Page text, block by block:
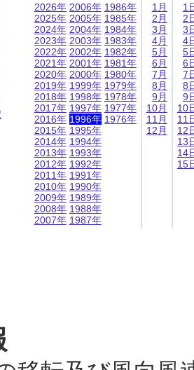
2026年
2025年
2024年
2023年
2022年
2021年
2020年
2019年
2018年
2017年
2016年
2015年
2014年
2013年
2012年
2011年
2010年
2009年
2008年
2007年
2006年
2005年
2004年
2003年
2002年
2001年
2000年
1999年
1998年
1997年
1996年
1995年
1994年
1993年
1992年
1991年
1990年
1989年
1988年
1987年
1986年
1985年
1984年
1983年
1982年
1981年
1980年
1979年
1978年
1977年
1976年
1月
2月
3月
4月
5月
6月
7月
8月
9月
10月
11月
12月
1
2
3
4
5
6
7
8
9
10
11
12
13
14
15